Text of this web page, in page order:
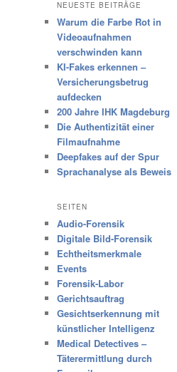
NEUESTE BEITRÄGE
Warum die Farbe Rot in
Videoaufnahmen
verschwinden kann
KI-Fakes erkennen –
Versicherungsbetrug
aufdecken
200 Jahre IHK Magdeburg
Die Authentizität einer
Filmaufnahme
Deepfakes auf der Spur
Sprachanalyse als Beweis
SEITEN
Audio-Forensik
Digitale Bild-Forensik
Echtheitsmerkmale
Events
Forensik-Labor
Gerichtsauftrag
Gesichtserkennung mit
künstlicher Intelligenz
Medical Detectives –
Täterermittlung durch